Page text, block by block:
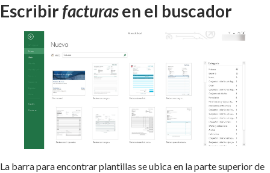
Escribirfacturasen el buscador
La barra para encontrar plantillas se ubica en la parte superior de